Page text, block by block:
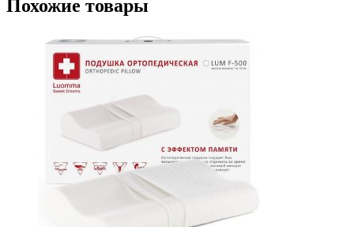
Похожие товары